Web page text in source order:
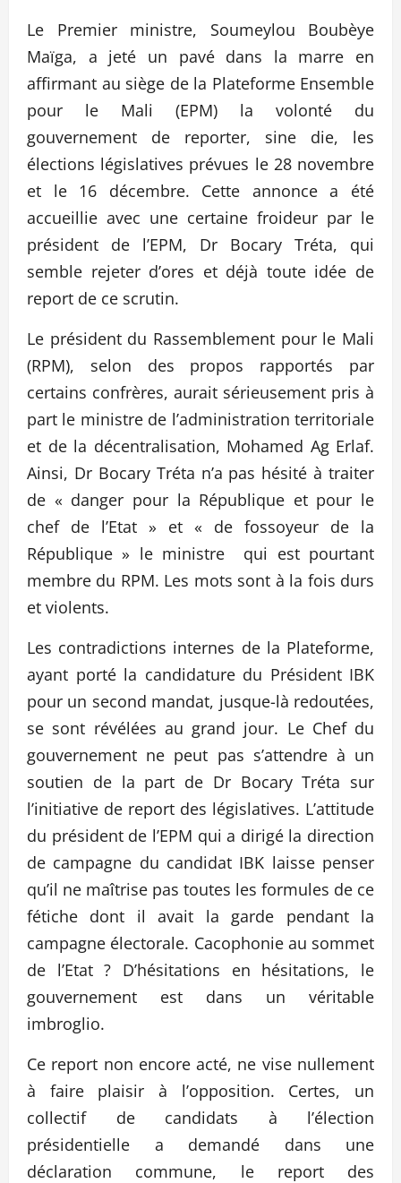
Le Premier ministre, Soumeylou Boubèye
Maïga, a jeté un pavé dans la marre en
affirmant au siège de la Plateforme Ensemble
pour le Mali (EPM) la volonté du
gouvernement de reporter, sine die, les
élections législatives prévues le 28 novembre
et le 16 décembre. Cette annonce a été
accueillie avec une certaine froideur par le
président de l’EPM, Dr Bocary Tréta, qui
semble rejeter d’ores et déjà toute idée de
report de ce scrutin.
Le président du Rassemblement pour le Mali
(RPM), selon des propos rapportés par
certains confrères, aurait sérieusement pris à
part le ministre de l’administration territoriale
et de la décentralisation, Mohamed Ag Erlaf.
Ainsi, Dr Bocary Tréta n’a pas hésité à traiter
de « danger pour la République et pour le
chef de l’Etat » et « de fossoyeur de la
République » le ministre qui est pourtant
membre du RPM. Les mots sont à la fois durs
et violents.
Les contradictions internes de la Plateforme,
ayant porté la candidature du Président IBK
pour un second mandat, jusque-là redoutées,
se sont révélées au grand jour. Le Chef du
gouvernement ne peut pas s’attendre à un
soutien de la part de Dr Bocary Tréta sur
l’initiative de report des législatives. L’attitude
du président de l’EPM qui a dirigé la direction
de campagne du candidat IBK laisse penser
qu’il ne maîtrise pas toutes les formules de ce
fétiche dont il avait la garde pendant la
campagne électorale. Cacophonie au sommet
de l’Etat ? D’hésitations en hésitations, le
gouvernement est dans un véritable
imbroglio.
Ce report non encore acté, ne vise nullement
à faire plaisir à l’opposition. Certes, un
collectif de candidats à l’élection
présidentielle a demandé dans une
déclaration commune, le report des